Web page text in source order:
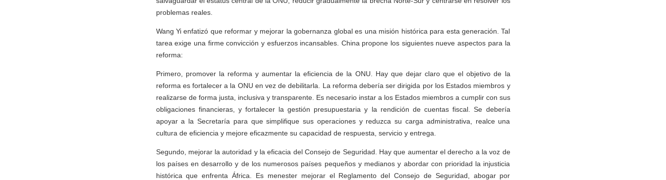
problemas reales.
Wang Yi enfatizó que reformar y mejorar la gobernanza global es una misión histórica para esta generación. Tal
tarea exige una firme convicción y esfuerzos incansables. China propone los siguientes nueve aspectos para la
reforma:
Primero, promover la reforma y aumentar la eficiencia de la ONU. Hay que dejar claro que el objetivo de la
reforma es fortalecer a la ONU en vez de debilitarla. La reforma debería ser dirigida por los Estados miembros y
realizarse de forma justa, inclusiva y transparente. Es necesario instar a los Estados miembros a cumplir con sus
obligaciones financieras, y fortalecer la gestión presupuestaria y la rendición de cuentas fiscal. Se debería
apoyar a la Secretaría para que simplifique sus operaciones y reduzca su carga administrativa, realce una
cultura de eficiencia y mejore eficazmente su capacidad de respuesta, servicio y entrega.
Segundo, mejorar la autoridad y la eficacia del Consejo de Seguridad. Hay que aumentar el derecho a la voz de
los países en desarrollo y de los numerosos países pequeños y medianos y abordar con prioridad la injusticia
histórica que enfrenta África. Es menester mejorar el Reglamento del Consejo de Seguridad, abogar por